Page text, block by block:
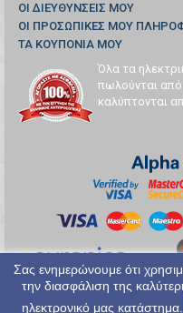
ΟΙ ΔΙΕΥΘΎΝΣΕΙΣ ΜΟΥ
ΟΙ ΠΡΟΣΩΠΙΚΈΣ ΜΟΥ
ΤΑ ΚΟΥΠΌΝΙΑ ΜΟΥ
Όλα τα
πωλούνται
καλύπτονται
Σας ενημερώνουμε ότι
την διασφάλιση της
ηλεκτρονικό μας κατάστημα.